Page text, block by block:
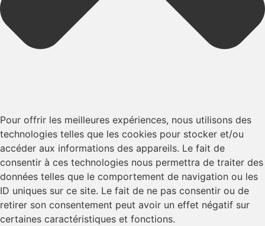
Pour offrir les meilleures expériences, nous utilisons des
technologies telles que les cookies pour stocker et/ou
accéder aux informations des appareils. Le fait de
consentir à ces technologies nous permettra de traiter des
données telles que le comportement de navigation ou les
ID uniques sur ce site. Le fait de ne pas consentir ou de
retirer son consentement peut avoir un effet négatif sur
certaines caractéristiques et fonctions.